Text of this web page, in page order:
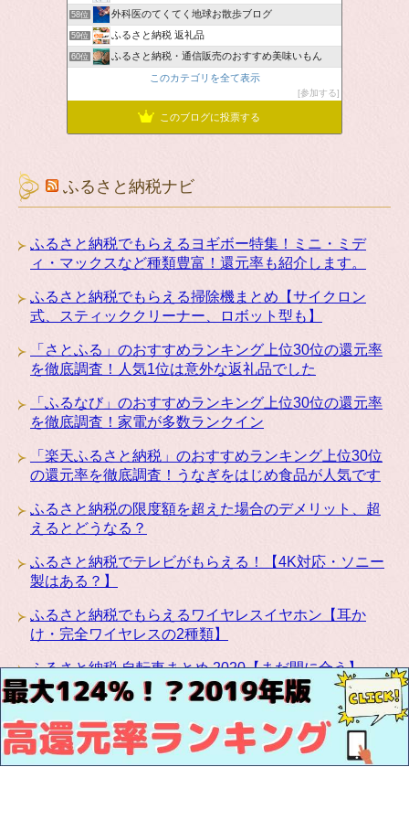
58位 外科医のてくてく地球お散歩ブログ
59位 ふるさと納税 返礼品
60位
ふるさと納税・通信販売のおすすめ美味いもん
このカテゴリを全て表示
参加する
このブログに投票する
ふるさと納税ナビ
ふるさと納税でもらえるヨギボー特集！ミニ・ミデ
ィ・マックスなど種類豊富！還元率も紹介します。
ふるさと納税でもらえる掃除機まとめ【サイクロン
式、スティッククリーナー、ロボット型も】
「さとふる」のおすすめランキング上位30位の還元率
を徹底調査！人気1位は意外な返礼品でした
「ふるなび」のおすすめランキング上位30位の還元率
を徹底調査！家電が多数ランクイン
「楽天ふるさと納税」のおすすめランキング上位30位
の還元率を徹底調査！うなぎをはじめ食品が人気です
ふるさと納税の限度額を超えた場合のデメリット、超
えるとどうなる？
ふるさと納税でテレビがもらえる！【4K対応・ソニー
製はある？】
ふるさと納税でもらえるワイヤレスイヤホン【耳か
け・完全ワイヤレスの2種類】
ふるさと納税 自転車まとめ 2020【まだ間に合う】
ふるさと納税にカリモクの高級家具が登場！椅子・テ
ーブル・ベッドなど種類豊富です